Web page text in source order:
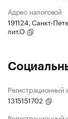
Адрес налоговой
191124, Санкт-
лит.О
1315151702